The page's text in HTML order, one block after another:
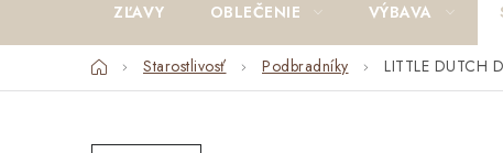
ZĽAVY OBLEČENIE VÝBAVA
DomovStarostlivosť Podbradníky LITTLE DUTCH